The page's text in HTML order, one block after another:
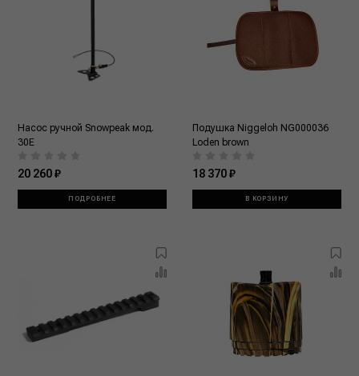
Насос ручной Snowpeak мод.
30E
20 260 ₽
ПОДРОБНЕЕ
Подушка Niggeloh NG000036
Loden brown
18 370 ₽
В КОРЗИНУ